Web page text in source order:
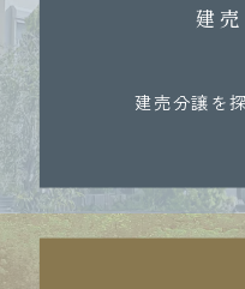
建
建売分譲を